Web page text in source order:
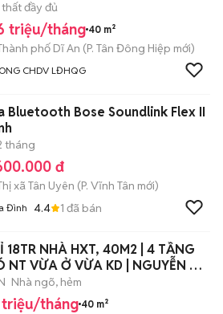
thất đầy đủ
triệu/tháng 40 m²
phố Dĩ An (P. Tân Đông Hiệp mới)
CHDV LĐHQG
Bluetooth Bose Soundlink Flex II
tháng
đ
xã Tân Uyên (P. Vĩnh Tân mới)
Đình 4.4 1 đã bán
HXT, 40M2 | 4 TẦNG
NT VỪA Ở VỪA KD | NGUYỄN XÍ,
Nhà ngõ, hẻm
triệu/tháng 40 m²